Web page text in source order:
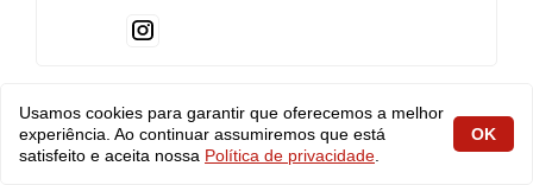
POSTS RELACIONADOS
Usamos cookies para garantir que oferecemos a melhor
experiência. Ao continuar assumiremos que está
satisfeito e aceita nossa Política de privacidade
OK